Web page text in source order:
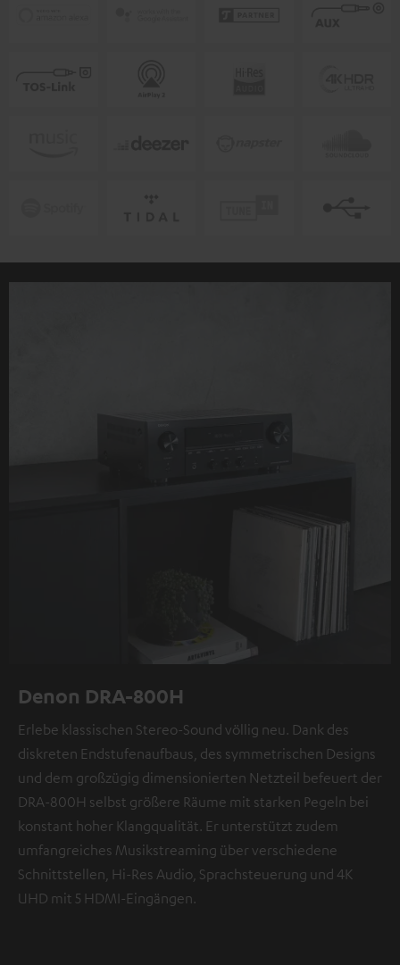
Denon DRA-800H
Erlebe klassischen Stereo-Sound völlig neu. Dank des
diskreten Endstufenaufbaus, des symmetrischen Designs
und dem großzügig dimensionierten Netzteil befeuert der
DRA-800H selbst größere Räume mit starken Pegeln bei
konstant hoher Klangqualität. Er unterstützt zudem
umfangreiches Musikstreaming über verschiedene
Schnittstellen, Hi-Res Audio, Sprachsteuerung und 4K
UHD mit 5 HDMI-Eingängen.